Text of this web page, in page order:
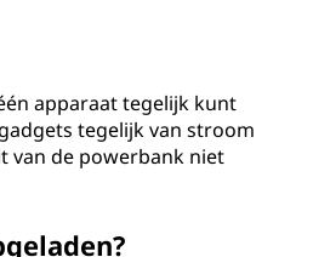
apparaat tegelijk kunt
tegelijk van stroom
van de powerbank niet